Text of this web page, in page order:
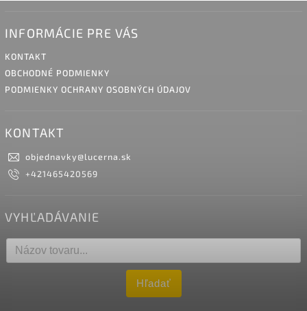
INFORMÁCIE PRE VÁS
KONTAKT
OBCHODNÉ PODMIENKY
PODMIENKY OCHRANY OSOBNÝCH ÚDAJOV
KONTAKT
objednavky@lucerna.sk
+421465420569
VYHĽADÁVANIE
Hľadať